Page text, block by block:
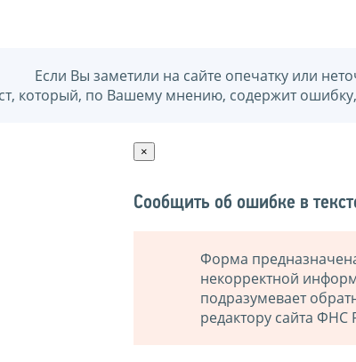
Если Вы заметили на сайте опечатку или
который, по Вашему мнению, содержит
×
Сообщить об ошибке в
Форма
некорректной
подразумевает
редактору сайта ФНС